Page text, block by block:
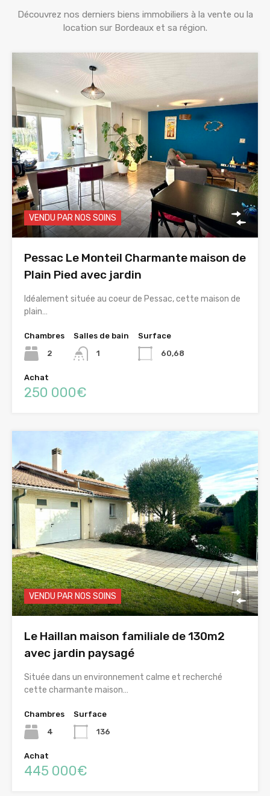
Découvrez nos derniers biens immobiliers à la vente ou la
location sur Bordeaux et sa région.
VENDU PAR NOS SOINS
Pessac Le Monteil Charmante maison de
Plain Pied avec jardin
Idéalement située au coeur de Pessac, cette maison de
plain…
Chambres
2
Salles de bain
1
Surface
60,68
Achat
250 000€
VENDU PAR NOS SOINS
Le Haillan maison familiale de 130m2
avec jardin paysagé
Située dans un environnement calme et recherché
cette charmante maison…
Chambres
4
Surface
136
Achat
445 000€